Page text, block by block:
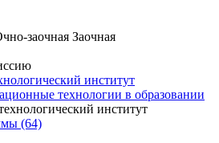
заочная Заочная
институт
технологии в образовании
(64)